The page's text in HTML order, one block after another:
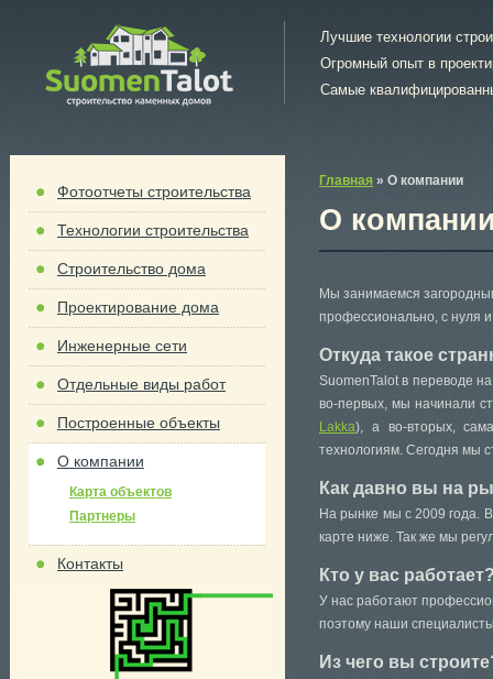
Лучшие технологии
Огромный опыт в
Самые
Фотоотчеты строительства
Технологии строительства
Строительство дома
Проектирование дома
Инженерные сети
Отдельные виды работ
Построенные объекты
О компании
Карта объектов
Партнеры
Контакты
Главная » О компании
О
Мы занимаемся
профессионально, с нуля
Откуда такое
SuomenTalot в переводе
во-первых, мы начинали
Lakka), а во-вторых,
технологиям. Сегодня мы
Как давно вы на
На рынке мы с 2009 года.
карте ниже. Так же мы
Кто у вас
У нас работают
поэтому наши
Из чего вы